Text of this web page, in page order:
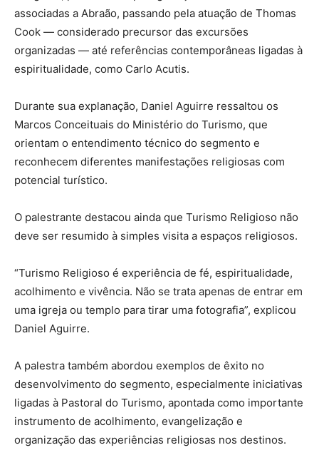
associadas a Abraão, passando pela atuação de Thomas
Cook — considerado precursor das excursões
organizadas — até referências contemporâneas ligadas à
espiritualidade, como Carlo Acutis.
Durante sua explanação, Daniel Aguirre ressaltou os
Marcos Conceituais do Ministério do Turismo, que
orientam o entendimento técnico do segmento e
reconhecem diferentes manifestações religiosas com
potencial turístico.
O palestrante destacou ainda que Turismo Religioso não
deve ser resumido à simples visita a espaços religiosos.
“Turismo Religioso é experiência de fé, espiritualidade,
acolhimento e vivência. Não se trata apenas de entrar em
uma igreja ou templo para tirar uma fotografia”, explicou
Daniel Aguirre.
A palestra também abordou exemplos de êxito no
desenvolvimento do segmento, especialmente iniciativas
ligadas à Pastoral do Turismo, apontada como importante
instrumento de acolhimento, evangelização e
organização das experiências religiosas nos destinos.